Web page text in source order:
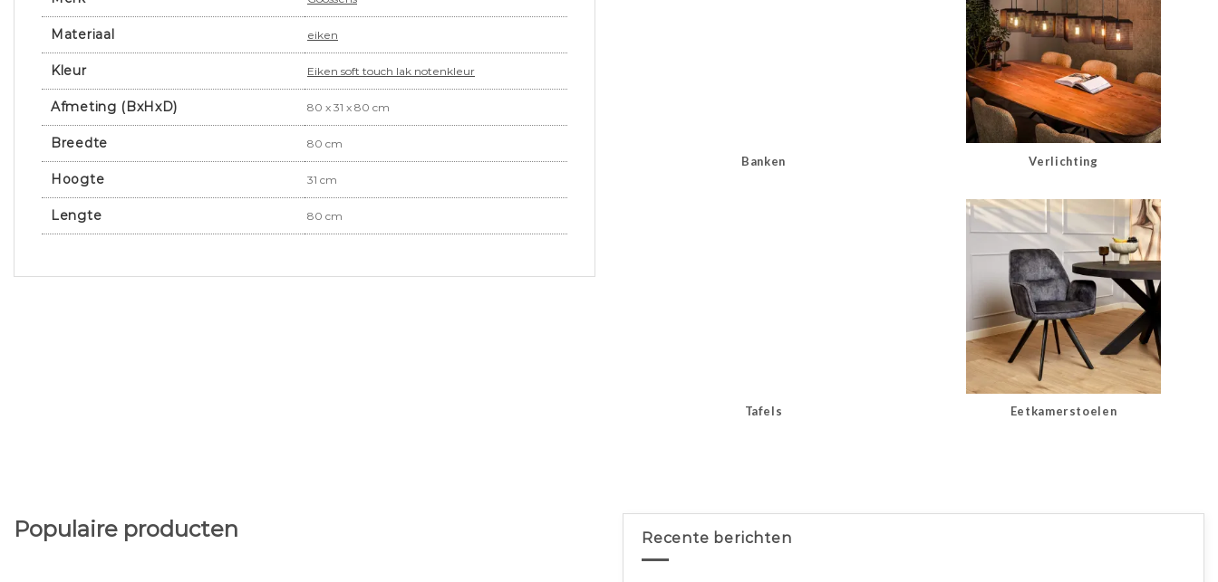
Materiaal eiken
Kleur Eiken soft touch lak notenkleur
Afmeting (BxHxD) 80 x 31 x 80 cm
Breedte 80 cm
Hoogte 31 cm
Lengte 80 cm
Banken Verlichting
Tafels Eetkamerstoelen
Populaire producten Recente berichten